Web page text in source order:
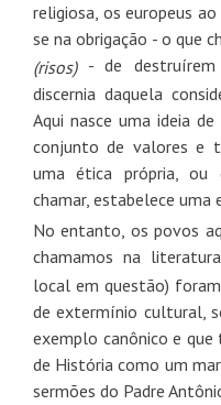
religiosa, os europeus
se na obrigação - o que
(risos)- de destruírem
discernia daquela
Aqui nasce uma ideia
conjunto de valores e
uma ética própria, ou
chamar, estabelece uma
No entanto, os povos
chamamos na
local em questão)
de extermínio cultural,
exemplo canônico e
de História como um
sermões do Padre